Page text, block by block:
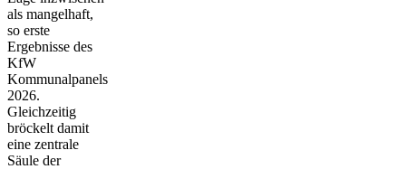
als mangelhaft,
so erste
Ergebnisse des
KfW
Kommunalpanels
2026.
Gleichzeitig
bröckelt damit
eine zentrale
Säule der